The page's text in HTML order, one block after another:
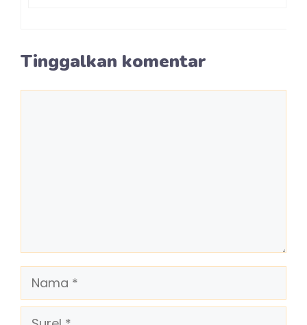
Tinggalkan komentar
Nama
Surel